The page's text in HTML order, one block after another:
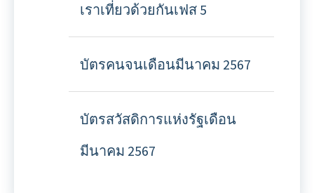
เราเที่ยวด้วยกันเฟส 5
บัตรคนจนเดือนมีนาคม 2567
บัตรสวัสดิการแห่งรัฐเดือน
มีนาคม 2567